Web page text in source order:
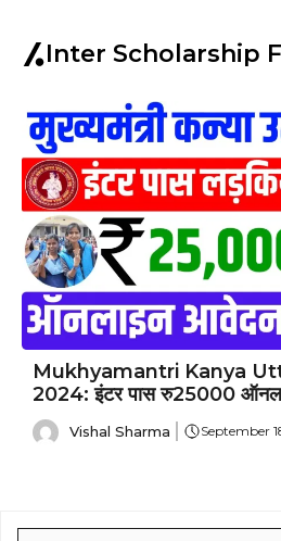
Inter Scholarship
Mukhyamantri Kanya
2024: इंटर पास रु25000
Vishal Sharma September